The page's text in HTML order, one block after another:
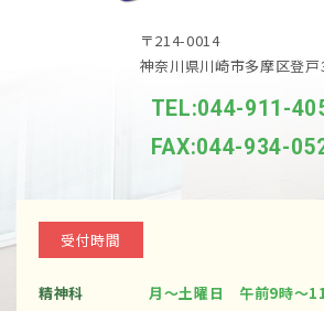
〒214-0014
神奈川県川崎市多摩区登戸
TEL:044-911-
FAX:044-934-
受付時間
精神科 月～土曜日 午前9時～